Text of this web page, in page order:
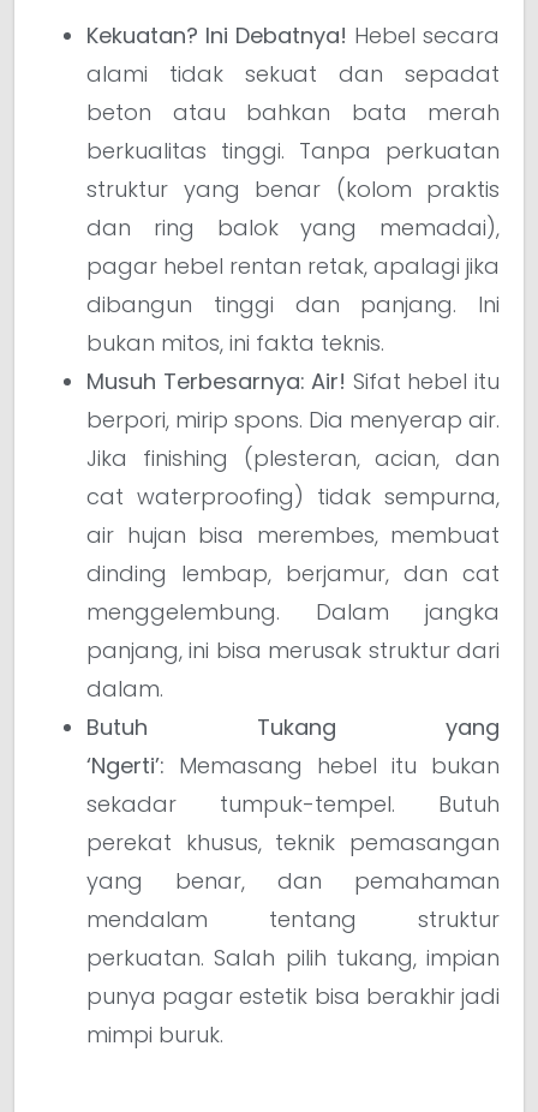
Kekuatan? Ini Debatnya! Hebel secara
alami tidak sekuat dan sepadat
beton atau bahkan bata merah
berkualitas tinggi. Tanpa perkuatan
struktur yang benar (kolom praktis
dan ring balok yang memadai),
pagar hebel rentan retak, apalagi jika
dibangun tinggi dan panjang. Ini
bukan mitos, ini fakta teknis.
Musuh Terbesarnya: Air! Sifat hebel itu
berpori, mirip spons. Dia menyerap air.
Jika finishing (plesteran, acian, dan
cat waterproofing) tidak sempurna,
air hujan bisa merembes, membuat
dinding lembap, berjamur, dan cat
menggelembung. Dalam jangka
panjang, ini bisa merusak struktur dari
dalam.
Butuh Tukang yang
‘Ngerti’: Memasang hebel itu bukan
sekadar tumpuk-tempel. Butuh
perekat khusus, teknik pemasangan
yang benar, dan pemahaman
mendalam tentang struktur
perkuatan. Salah pilih tukang, impian
punya pagar estetik bisa berakhir jadi
mimpi buruk.